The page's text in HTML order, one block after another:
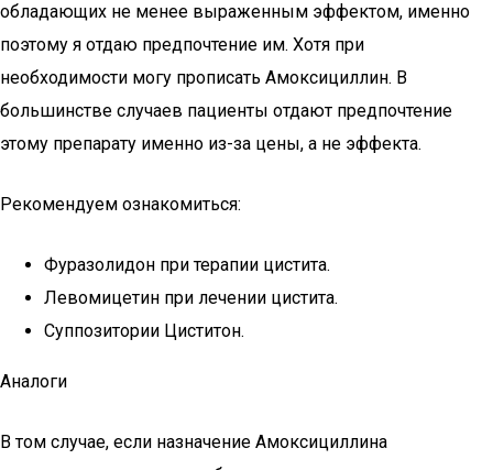
обладающих не менее выраженным эффектом, именно
поэтому я отдаю предпочтение им. Хотя при
необходимости могу прописать Амоксициллин. В
большинстве случаев пациенты отдают предпочтение
этому препарату именно из-за цены, а не эффекта.
Рекомендуем ознакомиться:
Фуразолидон при терапии цистита.
Левомицетин при лечении цистита.
Суппозитории Циститон.
Аналоги
В том случае, если назначение Амоксициллина